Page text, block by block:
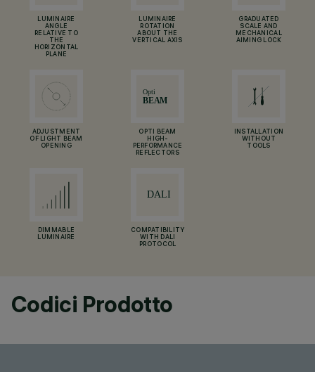
LUMINAIRE
ANGLE
RELATIVE TO
THE
HORIZONTAL
PLANE
LUMINAIRE
ROTATION
ABOUT THE
VERTICAL AXIS
GRADUATED
SCALE AND
MECHANICAL
AIMING LOCK
ADJUSTMENT
OF LIGHT BEAM
OPENING
OPTI BEAM
HIGH-
PERFORMANCE
REFLECTORS
INSTALLATION
WITHOUT
TOOLS
DIMMABLE
LUMINAIRE
COMPATIBILITY
WITH DALI
PROTOCOL
Codici Prodotto